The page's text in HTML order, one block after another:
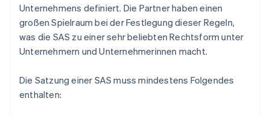
Unternehmens definiert. Die Partner haben einen
großen Spielraum bei der Festlegung dieser Regeln,
was die SAS zu einer sehr beliebten Rechtsform unter
Unternehmern und Unternehmerinnen macht.
Die Satzung einer SAS muss mindestens Folgendes
enthalten: